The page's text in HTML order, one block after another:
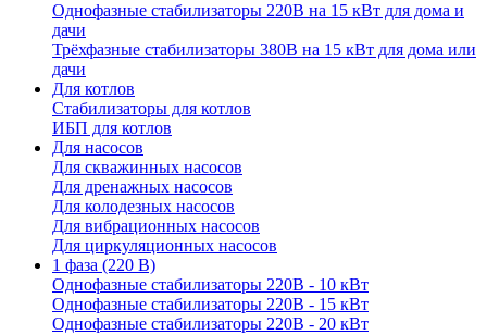
Однофазные стабилизаторы 220В на 15 кВт для дома и
дачи
Трёхфазные стабилизаторы 380В на 15 кВт для дома или
дачи
Для котлов
Стабилизаторы для котлов
ИБП для котлов
Для насосов
Для скважинных насосов
Для дренажных насосов
Для колодезных насосов
Для вибрационных насосов
Для циркуляционных насосов
1 фаза (220 В)
Однофазные стабилизаторы 220В - 10 кВт
Однофазные стабилизаторы 220В - 15 кВт
Однофазные стабилизаторы 220В - 20 кВт